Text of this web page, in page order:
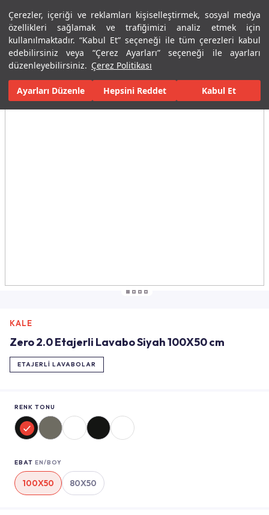
Çerezler, içeriği ve reklamları kişiselleştirmek, sosyal medya
özellikleri sağlamak ve trafiğimizi analiz etmek için
kullanılmaktadır. “Kabul Et” seçeneği ile tüm çerezleri kabul
edebilirsiniz veya “Çerez Ayarları” seçeneği ile ayarları
düzenleyebilirsiniz. Çerez Politikası
Ayarları Düzenle Hepsini Reddet Kabul Et
Menü Menü
Ana Sayfa Banyolar Seramik Banyo Ürünleri Lavabolar
Tüm Görseller(3)
KALE
Zero 2.0 Etajerli Lavabo Siyah 100X50 cm
ETAJERLI LAVABOLAR
RENK TONU
EBAT EN/BOY
100X50 80X50